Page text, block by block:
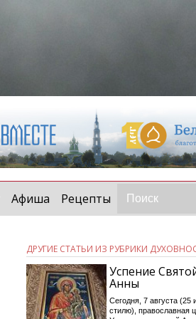
Афиша Рецепты
ДРУГИЕ СТАТЬИ ИЗ РУБРИКИ
Успение
Анны
Сегодня, 7 августа (25
стилю), православная